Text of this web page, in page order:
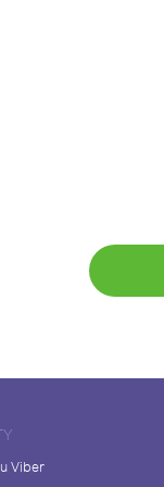
Viber